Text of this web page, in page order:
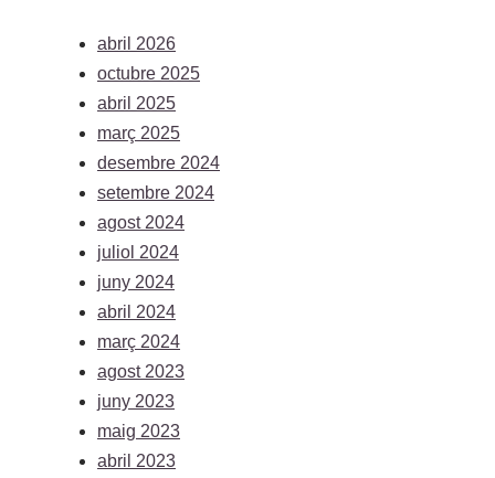
abril 2026
octubre 2025
abril 2025
març 2025
desembre 2024
setembre 2024
agost 2024
juliol 2024
juny 2024
abril 2024
març 2024
agost 2023
juny 2023
maig 2023
abril 2023